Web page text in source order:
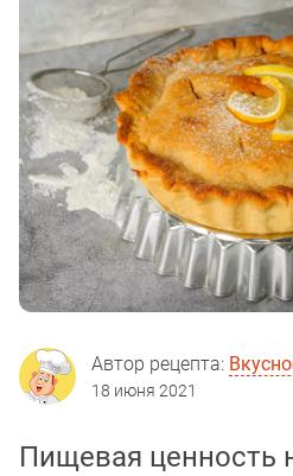
Автор рецепта:
18 июня 2021
Пищевая ценность